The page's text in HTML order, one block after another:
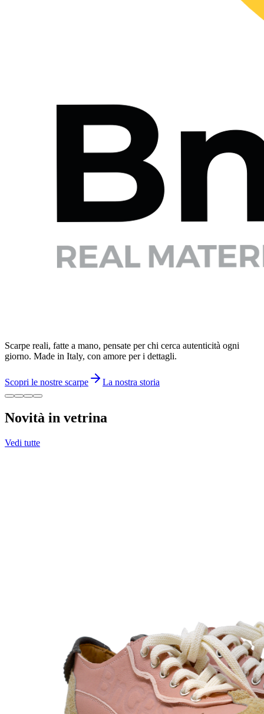
Scarpe reali, fatte a mano, pensate per chi cerca autenticità ogni
giorno. Made in Italy, con amore per i dettagli.
Scopri le nostre scarpe La nostra storia
Novità in vetrina
Vedi tutte